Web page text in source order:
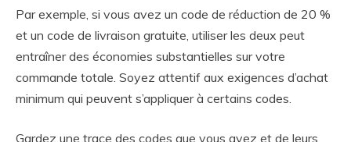
Par exemple, si vous avez un code de réduction de 20 %
et un code de livraison gratuite, utiliser les deux peut
entraîner des économies substantielles sur votre
commande totale. Soyez attentif aux exigences d’achat
minimum qui peuvent s’appliquer à certains codes.
Gardez une trace des codes que vous avez et de leurs